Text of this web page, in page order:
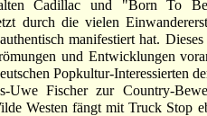
alten Cadillac und "Born To
durch die vielen
manifestiert hat.
und Entwicklungen
Popkultur-Interessierten
Uwe Fischer zur Country-
Westen fängt mit Truck Stop